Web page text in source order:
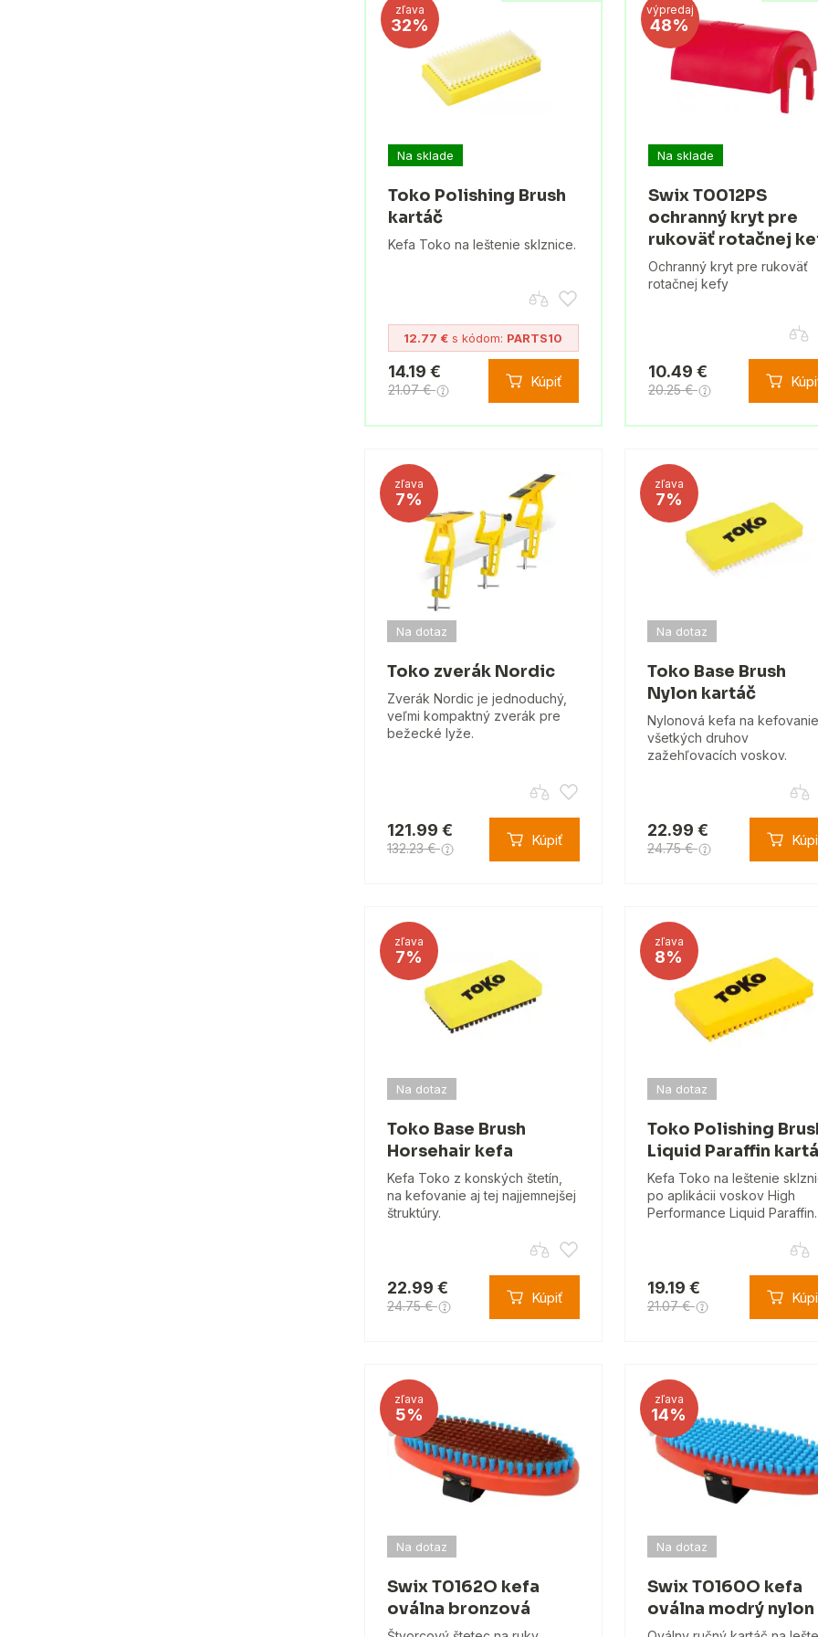
zľava
32%
Na sklade
Toko Polishing Brush
kartáč
Kefa Toko na leštenie sklznice.
12.77 € s kódom: PARTS10
14.19 €
21.07 € Kúpiť
výpredaj
48%
Na sklade
Swix T0012PS
ochranný kryt pre
rukoväť rotačnej
Ochranný kryt pre rukoväť
rotačnej kefy
10.49 €
20.25 €
zľava
7%
Na dotaz
Toko zverák Nordic
Zverák Nordic je jednoduchý,
veľmi kompaktný zverák pre
bežecké lyže.
121.99 €
132.23 € Kúpiť
zľava
7%
Na dotaz
Toko Base Brush
Nylon kartáč
Nylonová kefa na kefovanie
všetkých druhov
zažehľovacích voskov.
22.99 €
24.75 €
zľava
7%
Na dotaz
Toko Base Brush
Horsehair kefa
Kefa Toko z konských štetín,
na kefovanie aj tej najjemnejšej
štruktúry.
22.99 €
24.75 € Kúpiť
zľava
8%
Na dotaz
Toko Polishing
Liquid Paraffin
Kefa Toko na leštenie
po aplikácii voskov High
Performance Liquid Paraffin.
19.19 €
21.07 €
zľava
5%
Na dotaz
Swix T0162O kefa
oválna bronzová
zľava
14%
Na dotaz
Swix T0160O kefa
oválna modrý nylon